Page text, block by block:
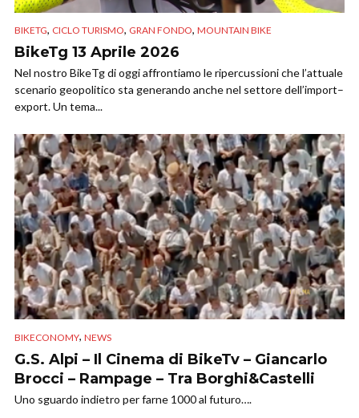
BIKETG, CICLO TURISMO, GRAN FONDO, MOUNTAIN BIKE
BikeTg 13 Aprile 2026
Nel nostro BikeTg di oggi affrontiamo le ripercussioni che l’attuale
scenario geopolitico sta generando anche nel settore dell’import–
export. Un tema...
BIKECONOMY, NEWS
G.S. Alpi – Il Cinema di BikeTv – Giancarlo
Brocci – Rampage – Tra Borghi&Castelli
Uno sguardo indietro per farne 1000 al futuro….